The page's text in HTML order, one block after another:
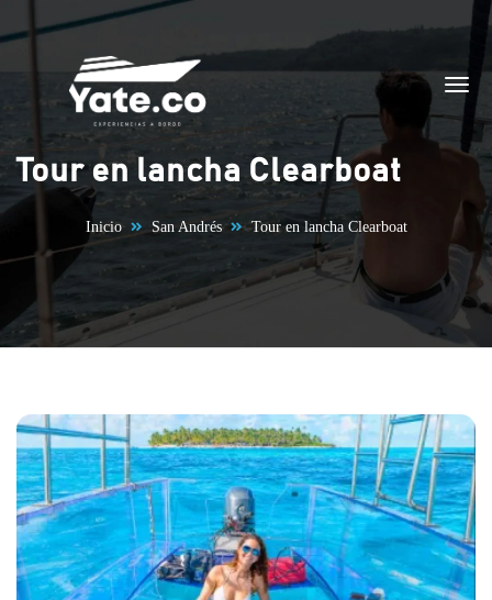
Saltar al contenido
Tour en lancha Clearboat
Inicio San Andrés Tour en lancha Clearboat